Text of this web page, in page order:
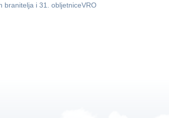
branitelja i 31. obljetniceVRO